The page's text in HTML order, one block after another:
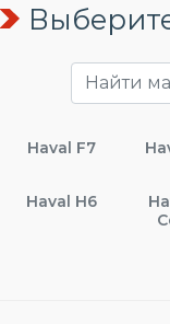
Haval F7
Haval H6